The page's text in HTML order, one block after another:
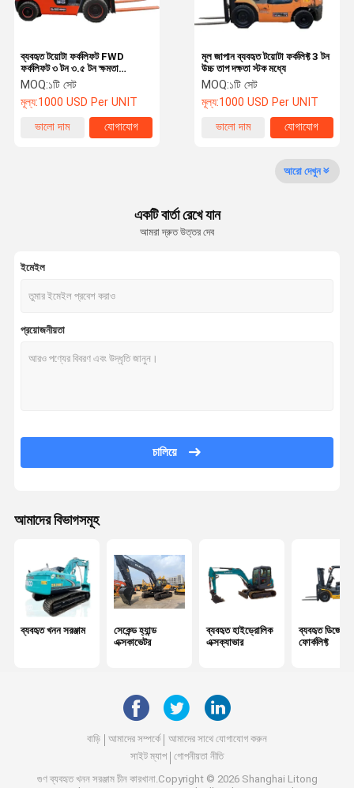
আমাদের সম্পর্কে
কারখানা ভ্রমণ মান নিয়ন্ত্রণ
আমাদের সাথে
খবর
মূল জাপান ব্যবহৃত টয়োটা ফর্কলিফ্ট 3 টন
উচ্চ তাপ দক্ষতা স্টক মধ্যে
MOQ:১টি সেট
মূল্য:1000 USD Per UNIT
ভালো দাম
যোগাযোগ
ব্যবহৃত টয়োটা ফর্কলিফট FWD
ফর্কলিফট ৩ টন ৩.৫ টন ক্ষমতা
উত্তোলন উচ্চতা ৩ মিটার/৪.৫ মিটার
খামার নির্মাণ
MOQ:১টি সেট
মূল্য:1000 USD Per UNIT
ভালো দাম
যোগাযোগ
আরো দেখুন
একটি বার্তা রেখে যান
আমরা দ্রুত উত্তর দেব
ইমেইল
প্রয়োজনীয়তা
চালিয়ে
আমাদের বিভাগসমূহ
ব্যবহৃত খনন সরঞ্জাম
সেকেন্ড হ্যান্ড
এক্সকাভেটর
ব্যবহৃত হাইড্রোলিক
এক্সক্যাভার
ব্যবহৃত ডিজেল
ফোর্কলিফ্ট
বাড়ি আমাদের সম্পর্কে
আমাদের সাথে যোগাযোগ করুন
সাইট ম্যাপ
গোপনীয়তা নীতি
গুণ ব্যবহৃত খনন সরঞ্জামচীন কারখানা.Copyright © 2026 Shanghai Litong